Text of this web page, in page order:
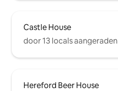
Castle House
door 13 locals aangeraden
Hereford Beer House